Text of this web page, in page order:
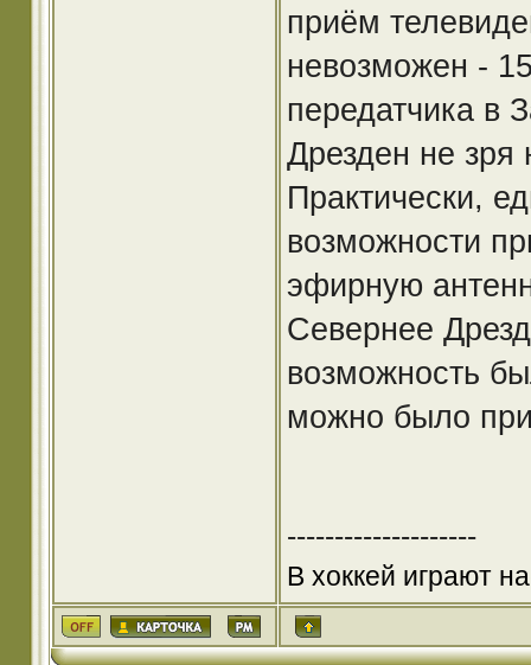
приём
невозможен -
передатчика в
Дрезден не зря
Практически,
возможности
эфирную
Севернее
возможность
можно было
--------------------
В хоккей играют